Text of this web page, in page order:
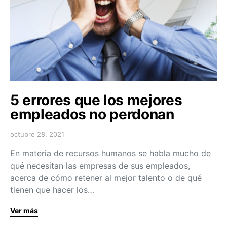
5 errores que los mejores
empleados no perdonan
octubre 28, 2021
En materia de recursos humanos se habla mucho de
qué necesitan las empresas de sus empleados,
acerca de cómo retener al mejor talento o de qué
tienen que hacer los…
Ver más